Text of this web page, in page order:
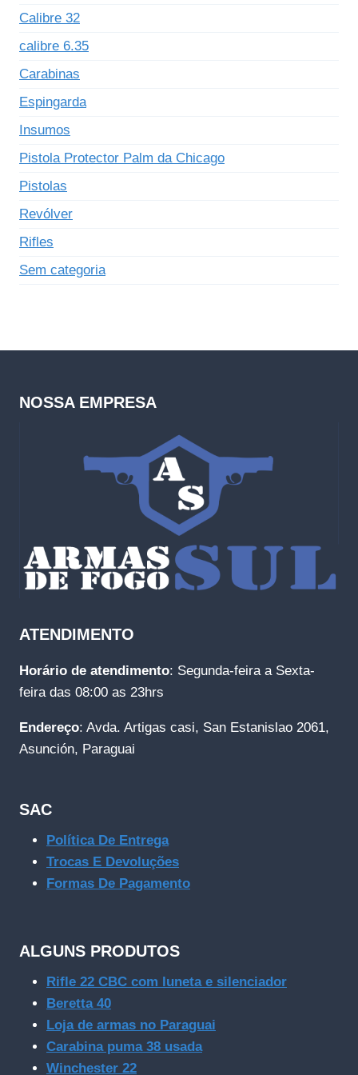
Calibre 32
calibre 6.35
Carabinas
Espingarda
Insumos
Pistola Protector Palm da Chicago
Pistolas
Revólver
Rifles
Sem categoria
NOSSA EMPRESA
ATENDIMENTO
Horário de atendimento: Segunda-feira a Sexta-
feira das 08:00 as 23hrs
Endereço: Avda. Artigas casi, San Estanislao 2061,
Asunción, Paraguai
SAC
Política De Entrega
Trocas E Devoluções
Formas De Pagamento
ALGUNS PRODUTOS
Rifle 22 CBC com luneta e silenciador
Beretta 40
Loja de armas no Paraguai
Carabina puma 38 usada
Winchester 22